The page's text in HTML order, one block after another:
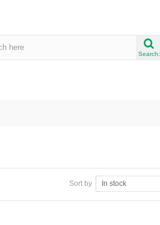
Search:
Sort by In stock